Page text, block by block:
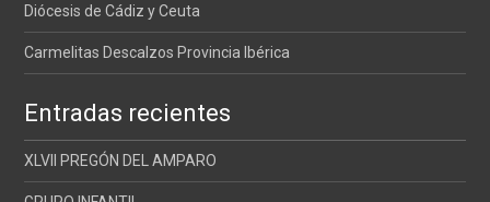
Diócesis de Cádiz y Ceuta
Carmelitas Descalzos Provincia Ibérica
Entradas recientes
XLVII PREGÓN DEL AMPARO